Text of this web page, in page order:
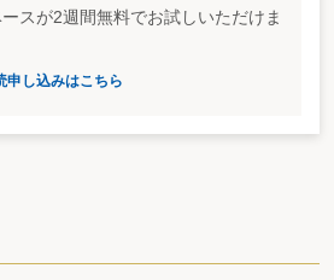
け、株式分割の差止を認めない判断を下した
（最高裁ホームページの「下級裁主要判決情
kshanrei.nsf
法的問題点について検証する。
を同社に伝え、6月24日までには発行済株式総
するに至った。そのため、日本技術開発が夢
。両社の会談が実現したのは7月7日のことで
スが2週間無料でお試しいただけま
し込みはこちら